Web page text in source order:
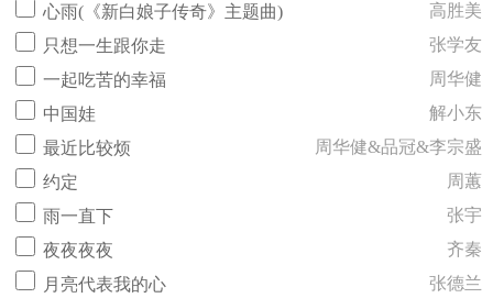
心雨(《新白娘子传奇》主题曲)
高胜美
只想一生跟你走
张学友
一起吃苦的幸福
周华健
中国娃
解小东
最近比较烦
周华健&品冠&李宗盛
约定
周蕙
雨一直下
张宇
夜夜夜夜
齐秦
月亮代表我的心
张德兰